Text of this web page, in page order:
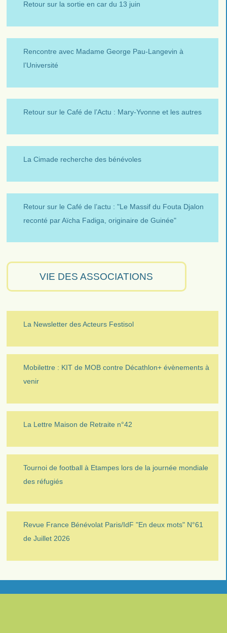
Retour sur la sortie en car du 13 juin
Rencontre avec Madame George Pau-Langevin à
l’Université
Retour sur le Café de l’Actu : Mary-Yvonne et les autres
La Cimade recherche des bénévoles
Retour sur le Café de l’actu : "Le Massif du Fouta Djalon
reconté par Aïcha Fadiga, originaire de Guinée"
VIE DES ASSOCIATIONS
La Newsletter des Acteurs Festisol
Mobilettre : KIT de MOB contre Décathlon+ évènements à
venir
La Lettre Maison de Retraite n°42
Tournoi de football à Etampes lors de la journée mondiale
des réfugiés
Revue France Bénévolat Paris/IdF "En deux mots" N°61
de Juillet 2026